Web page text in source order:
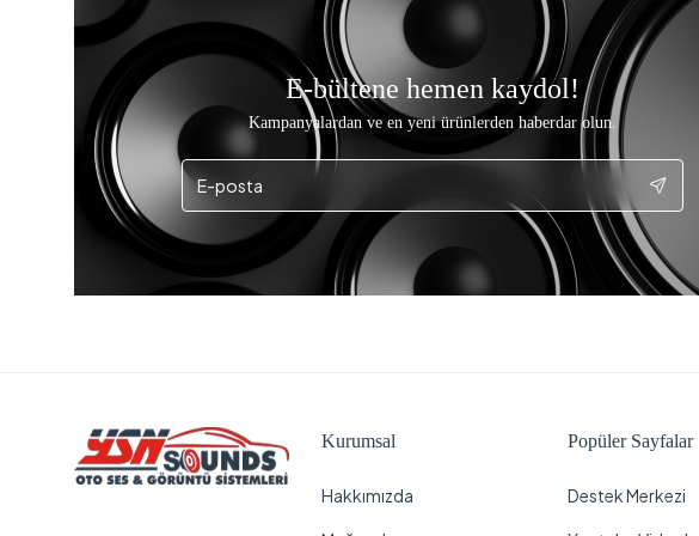
E-bültene hemen kaydol!
Kampanyalardan ve en yeni ürünlerden haberdar olun.
Kurumsal
Hakkımızda
Popüler Sayfalar
Destek Merkezi